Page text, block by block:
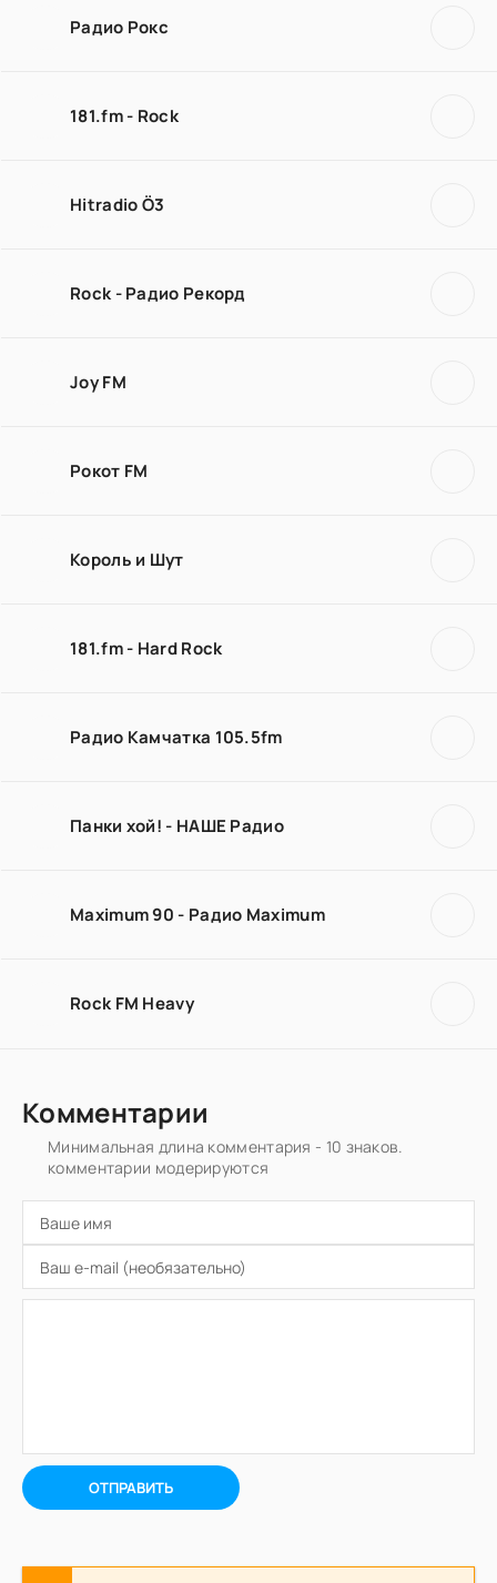
Радио Рокс
181.fm - Rock
Hitradio Ö3
Rock - Радио Рекорд
Joy FM
Рокот FM
Король и Шут
181.fm - Hard Rock
Радио Камчатка 105.5fm
Панки хой! - НАШЕ Радио
Maximum 90 - Радио Maximum
Rock FM Heavy
Комментарии
Минимальная длина комментария - 10 знаков.
комментарии модерируются
ОТПРАВИТЬ